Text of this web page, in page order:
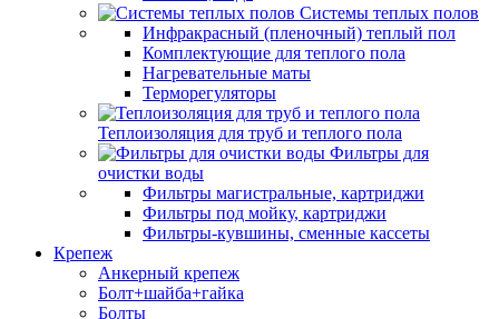
Системы теплых полов
Инфракрасный (пленочный) теплый пол
Комплектующие для теплого пола
Нагревательные маты
Терморегуляторы
Теплоизоляция для труб и теплого пола
Фильтры для
очистки воды
Фильтры магистральные, картриджи
Фильтры под мойку, картриджи
Фильтры-кувшины, сменные кассеты
Крепеж
Анкерный крепеж
Болт+шайба+гайка
Болты